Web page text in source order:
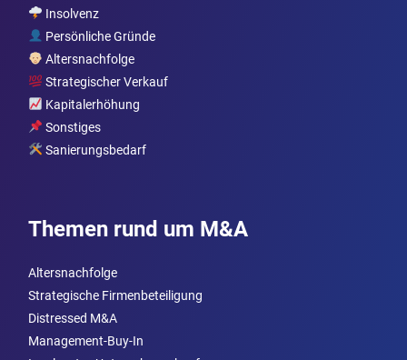
Insolvenz
Persönliche Gründe
Altersnachfolge
Strategischer Verkauf
Kapitalerhöhung
Sonstiges
Sanierungsbedarf
Themen rund um M&A
Altersnachfolge
Strategische Firmenbeteiligung
Distressed M&A
Management-Buy-In